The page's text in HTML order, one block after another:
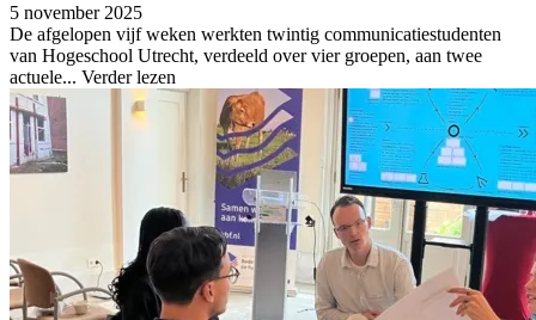
5 november 2025
De afgelopen vijf weken werkten twintig communicatiestudenten
van Hogeschool Utrecht, verdeeld over vier groepen, aan twee
actuele... Verder lezen